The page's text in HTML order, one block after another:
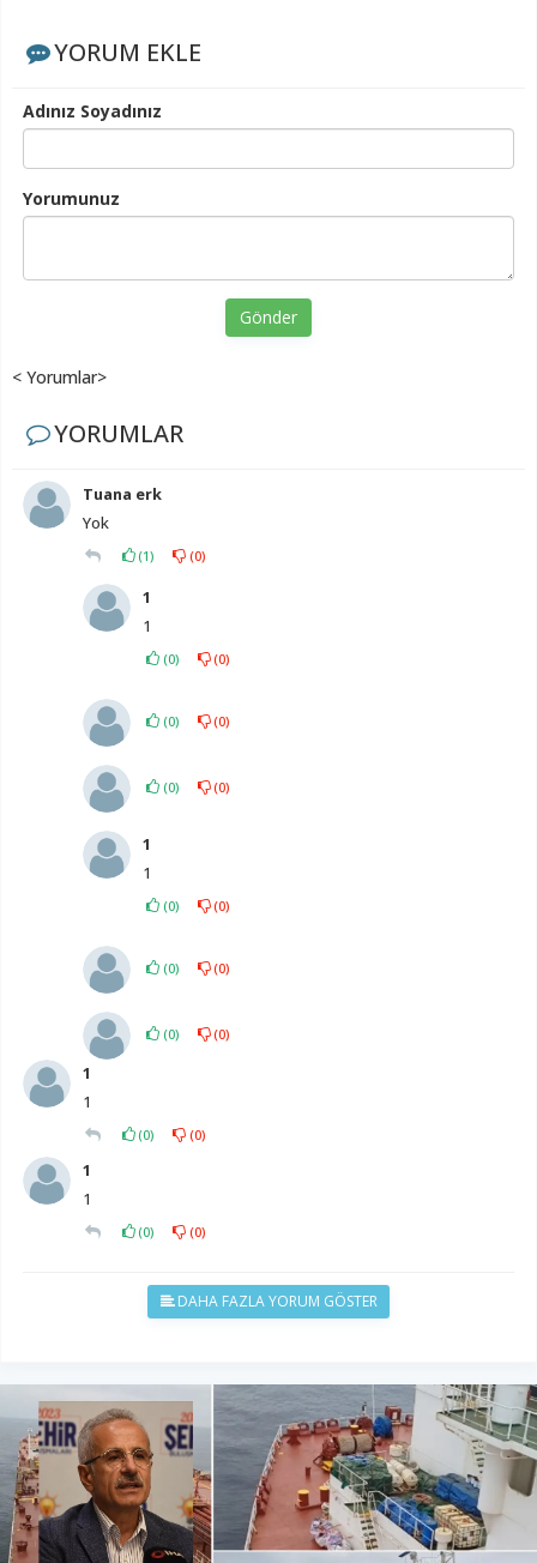
YORUM EKLE
Adınız Soyadınız
Yorumunuz
Gönder
< Yorumlar>
YORUMLAR
Tuana erk
Yok
(1) (0)
1
1
(0) (0)
(0) (0)
(0) (0)
1
1
(0) (0)
(0) (0)
(0) (0)
1
1
(0) (0)
1
1
(0) (0)
DAHA FAZLA YORUM GÖSTER